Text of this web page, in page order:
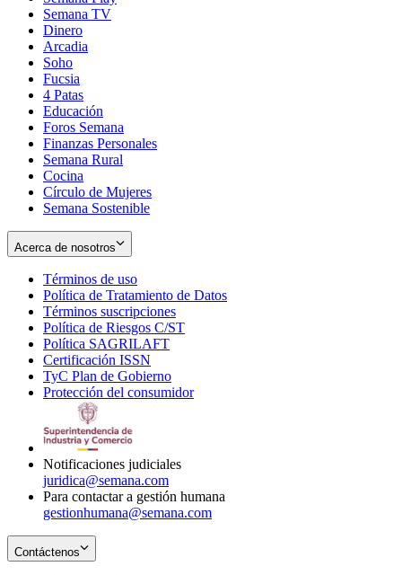
Semana TV
Dinero
Arcadia
Soho
in
new
window
Fucsia
in
new
window
4 Patas
Educación
Foros Semana
Finanzas Personales
Semana Rural
Cocina
Círculo de Mujeres
Semana Sostenible
Acerca de nosotros
Términos de uso
in
new
window
Política de Tratamiento de Datos
Términos suscripciones
in
Política de Riesgos C/ST
Política SAGRILAFT
new
window
Certificación ISSN
in
new
TyC Plan de Gobierno
in
Protección del consumidorOpens
Notificaciones judiciales
juridica@semana.com
Para contactar a gestión humana
gestionhumana@semana.com
Contáctenos